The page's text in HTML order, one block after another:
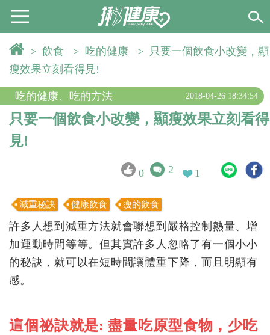
> 飲食 > 吃的健康 > 只要一個飲食小改變，顯
瘦效果立刻看得見!
吃的健康、 吃的方法 2018-04-26 18:34:54
只要一個飲食小改變，顯瘦效果立刻看得
見!
0 2 1
減重秘訣 健康飲食 瘦的飲食
許多人想到減重方法就會聯想到嚴格控制熱量、增
加運動時間等等。但其實許多人忽略了有一個小小
的秘訣，就可以在短時間讓體重下降，而且明顯有
感。
這個祕訣就是: 盡量吃原型食物，少吃